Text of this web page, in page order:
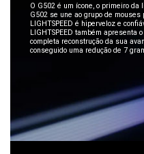
O G502 é um ícone, o primeiro
G502 se une ao grupo de mouses
LIGHTSPEED é hiperveloz e
LIGHTSPEED também apresenta
completa reconstrução da sua
conseguido uma redução de 7